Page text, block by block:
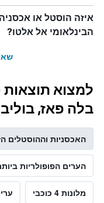
איזה הוסטל או
הבינלאומי אל אלטו?
למצוא תוצאות
בלה פאז,
האכסניות וההוסטלים
הערים הפופולריות
מלונות 4 כוכבי